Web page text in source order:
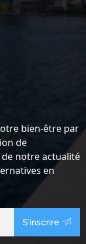
bien-être par
de
notre actualité
en
S'inscrire